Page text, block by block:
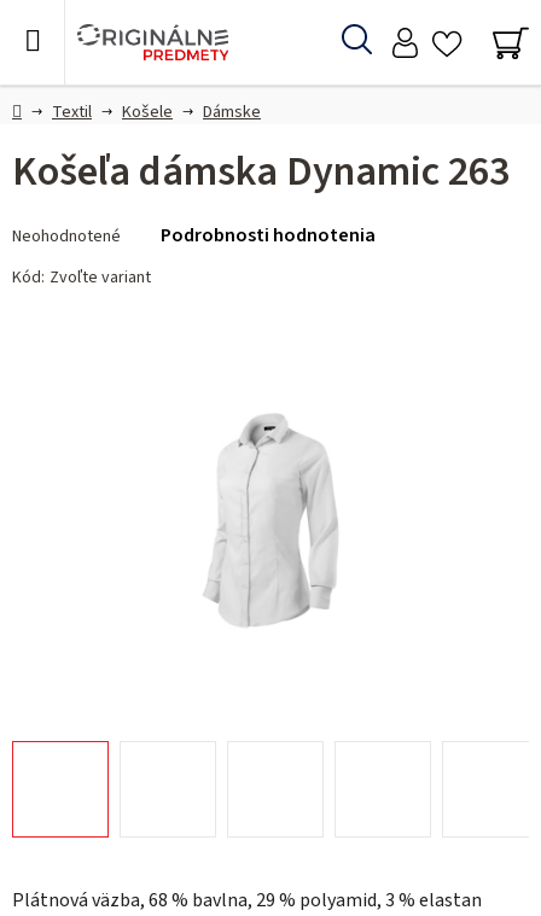
Hľadať
DomovTextil Košele Dámske
Plátnová väzba, 68 % bavlna, 29 % polyamid, 3 % elastan
Košeľa dámska Dynamic 263
hodnotenie
produktu
Neohodnotené Podrobnosti hodnotenia
Kód: Zvoľte variant